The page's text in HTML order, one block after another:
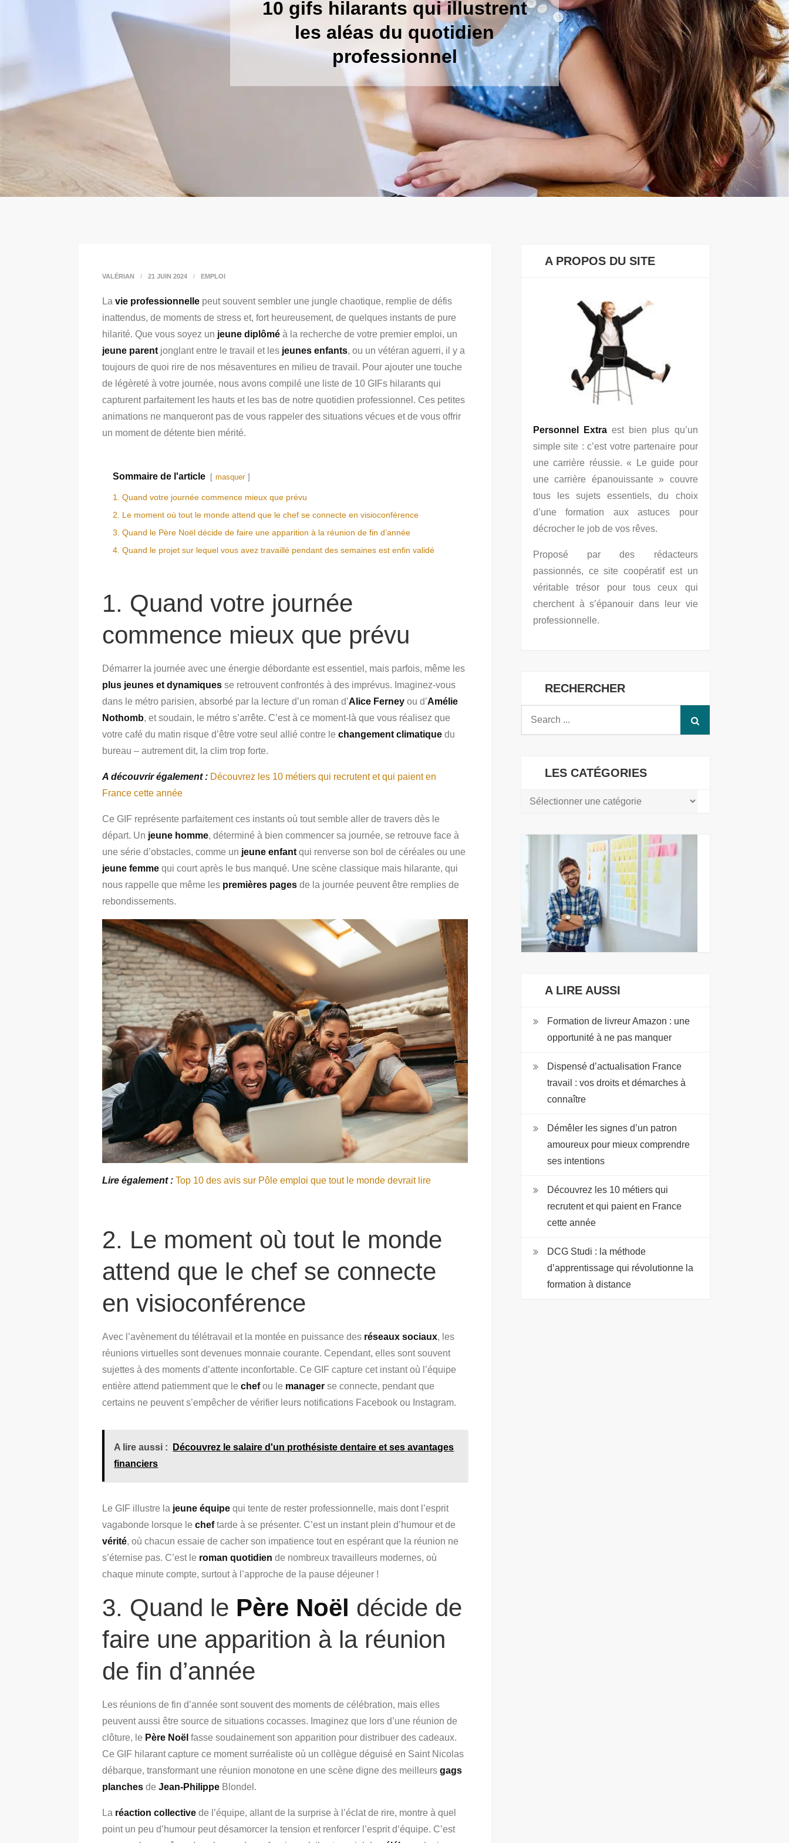
10 gifs hilarants qui illustrent
les aléas du quotidien
professionnel
VALÉRIAN 21 JUIN 2024 EMPLOI
Lavie professionnelle peut souvent sembler une jungle chaotique, remplie de défis
inattendus, de moments de stress et, fort heureusement, de quelques instants de pure
hilarité. Que vous soyez un jeune diplômé à la recherche de votre premier emploi, un
jeune parent jonglant entre le travail et les jeunes enfants, ou un vétéran aguerri, il y a
toujours de quoi rire de nos mésaventures en milieu de travail. Pour ajouter une touche
de légèreté à votre journée, nous avons compilé une liste de 10 GIFs hilarants qui
capturent parfaitement les hauts et les bas de notre quotidien professionnel. Ces petites
animations ne manqueront pas de vous rappeler des situations vécues et de vous offrir
un moment de détente bien mérité.
Sommaire de l'article masquer
1. Quand votre journée commence mieux que prévu
2. Le moment où tout le monde attend que le chef se connecte en visioconférence
3. Quand le Père Noël décide de faire une apparition à la réunion de fin d’année
4. Quand le projet sur lequel vous avez travaillé pendant des semaines est enfin validé
1. Quand votre journée
commence mieux que prévu
Démarrer la journée avec une énergie débordante est essentiel, mais parfois, même les
plus jeunes et dynamiques se retrouvent confrontés à des imprévus. Imaginez-vous
dans le métro parisien, absorbé par la lecture d’un roman d’Alice Ferney ou d’Amélie
Nothomb, et soudain, le métro s’arrête. C’est à ce moment-là que vous réalisez que
votre café du matin risque d’être votre seul allié contre lechangement climatique du
bureau – autrement dit, la clim trop forte.
A découvrir également : Découvrez les 10 métiers qui recrutent et qui paient en
France cette année
Ce GIF représente parfaitement ces instants où tout semble aller de travers dès le
départ. Un jeune homme, déterminé à bien commencer sa journée, se retrouve face à
une série d’obstacles, comme un jeune enfant qui renverse son bol de céréales ou une
jeune femme qui court après le bus manqué. Une scène classique mais hilarante, qui
nous rappelle que même les premières pages de la journée peuvent être remplies de
rebondissements.
Lire également : Top 10 des avis sur Pôle emploi que tout le monde devrait lire
2. Le moment où tout le monde
attend que le chef se connecte
en visioconférence
Avec l’avènement du télétravail et la montée en puissance des réseaux sociaux, les
réunions virtuelles sont devenues monnaie courante. Cependant, elles sont souvent
sujettes à des moments d’attente inconfortable. Ce GIF capture cet instant où l’équipe
entière attend patiemment que lechefou le manager se connecte, pendant que
certains ne peuvent s’empêcher de vérifier leurs notifications Facebook ou Instagram.
A lire aussi :
Découvrez le salaire d'un prothésiste dentaire et ses avantages
financiers
Le GIF illustre la jeune équipe qui tente de rester professionnelle, mais dont l’esprit
vagabonde lorsque lecheftarde à se présenter. C’est un instant plein d’humour et de
vérité, où chacun essaie de cacher son impatience tout en espérant que la réunion ne
s’éternise pas. C’est le roman quotidien de nombreux travailleurs modernes, où
chaque minute compte, surtout à l’approche de la pause déjeuner !
3. Quand le Père Noël décide de
faire une apparition à la réunion
de fin d’année
Les réunions de fin d’année sont souvent des moments de célébration, mais elles
peuvent aussi être source de situations cocasses. Imaginez que lors d’une réunion de
clôture, le Père Noël fasse soudainement son apparition pour distribuer des cadeaux.
Ce GIF hilarant capture ce moment surréaliste où un collègue déguisé en Saint Nicolas
débarque, transformant une réunion monotone en une scène digne des meilleursgags
planches deJean-Philippe Blondel.
La réaction collective de l’équipe, allant de la surprise à l’éclat de rire, montre à quel
point un peu d’humour peut désamorcer la tension et renforcer l’esprit d’équipe. C’est
A PROPOS DU SITE
Personnel Extra est bien plus qu’un
simple site : c’est votre partenaire pour
une carrière réussie. « Le guide pour
une carrière épanouissante » couvre
tous les sujets essentiels, du choix
d’une formation aux astuces pour
décrocher le job de vos rêves.
Proposé par des rédacteurs
passionnés, ce site coopératif est un
véritable trésor pour tous ceux qui
cherchent à s’épanouir dans leur vie
professionnelle.
RECHERCHER
LES CATÉGORIES
LES
A LIRE AUSSI
Formation de livreur Amazon : une
opportunité à ne pas manquer
Dispensé d’actualisation France
travail : vos droits et démarches à
connaître
Démêler les signes d’un patron
amoureux pour mieux comprendre
ses intentions
Découvrez les 10 métiers qui
recrutent et qui paient en France
cette année
DCG Studi : la méthode
d’apprentissage qui révolutionne la
formation à distance